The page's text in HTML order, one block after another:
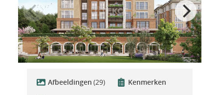
Afbeeldingen (29)
Kenmerken